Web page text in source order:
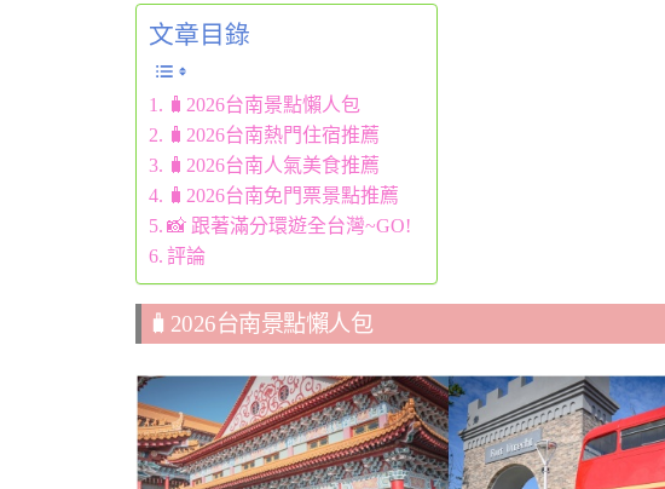
文章目錄
🧳2026台南景點懶人包
🧳2026台南熱門住宿推薦
🧳2026台南人氣美食推薦
🧳2026台南免門票景點推薦
📸 跟著滿分環遊全台灣~GO!
評論
🧳2026台南景點懶人包